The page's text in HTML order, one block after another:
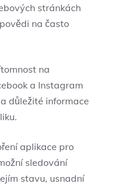
stránkách
na často
na
a Instagram
důležité informace
aplikace pro
sledování
stavu, usnadní